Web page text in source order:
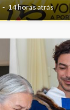
14 horas atrás